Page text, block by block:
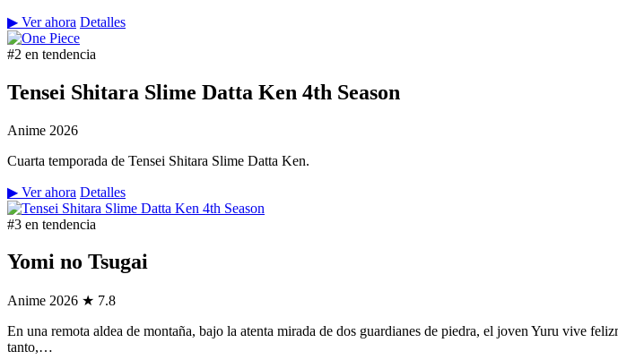
▶ Ver ahora Detalles
#2 en tendencia
Tensei Shitara Slime Datta Ken 4th Season
Anime 2026
Cuarta temporada de Tensei Shitara Slime Datta Ken.
▶ Ver ahora Detalles
#3 en tendencia
Yomi no Tsugai
Anime 2026 ★ 7.8
En una remota aldea de montaña, bajo la atenta mirada de dos guardianes de piedra, el joven Yuru vive
tanto,…